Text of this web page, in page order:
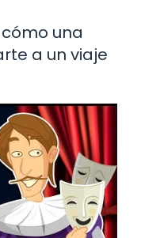
una
a un viaje